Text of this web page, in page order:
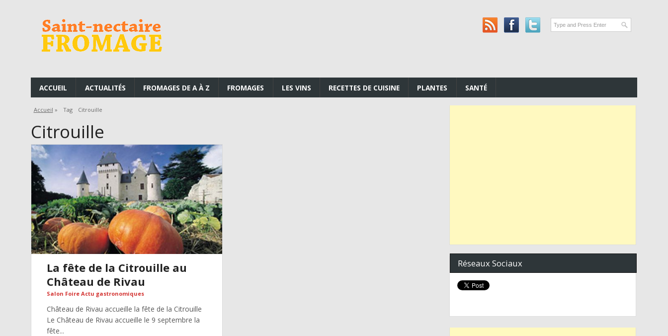
ACCUEIL ACTUALITÉS FROMAGES DE A À Z FROMAGES LES VINS RECETTES DE CUISINE PLANTES SANTÉ
Accueil » Tag Citrouille
Citrouille
La fête de la Citrouille au
Château de Rivau
Salon Foire Actu gastronomiques
Château de Rivau accueille la fête de la Citrouille
Le Château de Rivau accueille le 9 septembre la
fête...
Réseaux Sociaux